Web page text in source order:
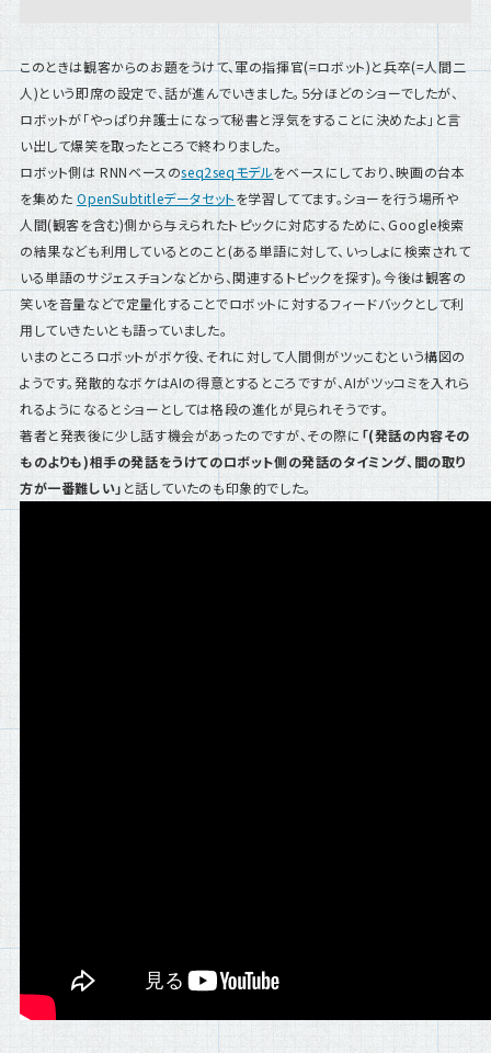
このときは観客からのお題をうけて、軍の指揮官(=ロボット)と兵卒(=人間二
人)という即席の設定で、話が進んでいきました。５分ほどのショーでしたが、
ロボットが「やっぱり弁護士になって秘書と浮気をすることに決めたよ」と言
い出して爆笑を取ったところで終わりました。
ロボット側は RNNベースのseq2seqモデルをベースにしており、映画の台本
を集めた OpenSubtitleデータセットを学習しててます。ショーを行う場所や
人間(観客を含む)側から与えられたトピックに対応するために、Google検索
の結果なども利用しているとのこと(ある単語に対して、いっしょに検索されて
いる単語のサジェスチョンなどから、関連するトピックを探す)。今後は観客の
笑いを音量などで定量化することでロボットに対するフィードバックとして利
用していきたいとも語っていました。
いまのところロボットがボケ役、それに対して人間側がツッこむという構図の
ようです。発散的なボケはAIの得意とするところですが、AIがツッコミを入れら
れるようになるとショーとしては格段の進化が見られそうです。
著者と発表後に少し話す機会があったのですが、その際に 「(発話の内容その
ものよりも)相手の発話をうけてのロボット側の発話のタイミング、間の取り
方が一番難しい」 と話していたのも印象的でした。